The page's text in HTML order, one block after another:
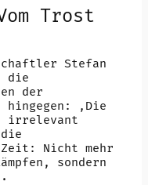
Trost
Stefan
die
der
‚Die
irrelevant
Zeit: Nicht mehr
sondern